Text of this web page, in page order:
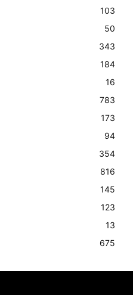
103
50
343
184
16
783
173
94
354
816
145
123
13
675